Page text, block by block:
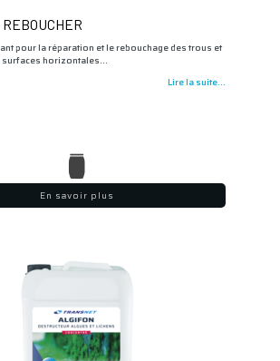
pour la réparation et le rebouchage des trous et
surfaces horizontales…
Lire la suite...
En savoir plus